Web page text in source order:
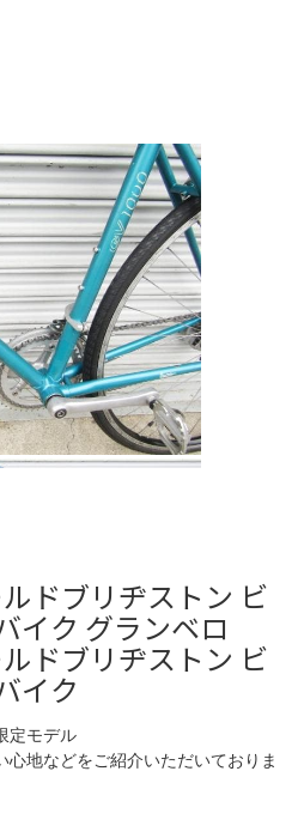
ドブリヂストン ビ
イク グランベロ
ドブリヂストン ビ
イク
定モデル
心地などをご紹介いただいておりま